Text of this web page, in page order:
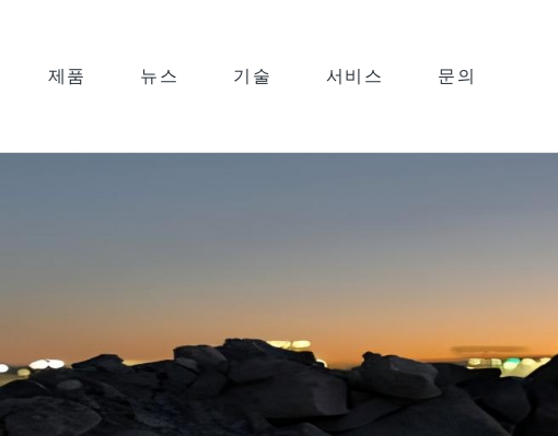
제품 뉴스 기술 서비스 문의